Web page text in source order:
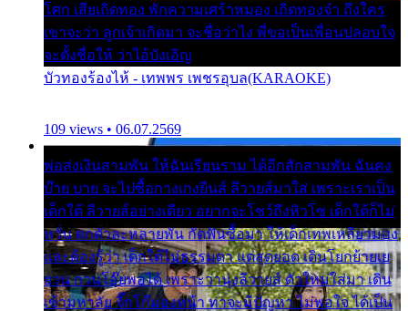
โศก เสียเถิดทอง พักความเศร้าหมอง เถิดทองจ๋า ถึงใคร
เขาจะว่า ลูกเจ้าเกิดมา จะชื่อว่าไง พี่ขอเป็นเพื่อนปลอบใจ
จะตั้งชื่อให้ ว่าไอ้บังเอิญ
บัวทองร้องไห้ - เทพพร เพชรอุบล(KARAOKE)
109 views • 06.07.2569
พ่อส่งเงินสามพัน ให้ฉันเรียนราม ได้อีกสักสามพัน ฉันคง
บ๊าย บาย จะไปซื้อกางเกงยีนส์ ลีวายส์มาใส่ เพราะเราเป็น
เด็กใต้ ลีวายส์อย่างเดียว อยากจะโชว์ถึงหิวโซ เด็กใต้ก็ไม่
หวั่น ตกตัวละหลายพัน กัดฟันซื้อมา ให้เด็กเทพเหลียวมอง
และต้องรู้ว่า เด็กใต้ไม่ธรรมดา แต่สุดยอด เดินโยกย้ายเย
ยวน กวนโอ๊ยพอได้ เพราะว่านุ่งลีวายส์ ตัวใหม่ใส่มา เดิน
เข้ามหาลัย จิ๊กโก๊มองหน้า ท่าจะมีปัญหา ไม่พอใจ ได้เป็น